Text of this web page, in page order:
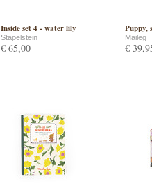
Inside set 4 - water lily
Stapelstein
€ 65,00
Puppy,
Maileg
€